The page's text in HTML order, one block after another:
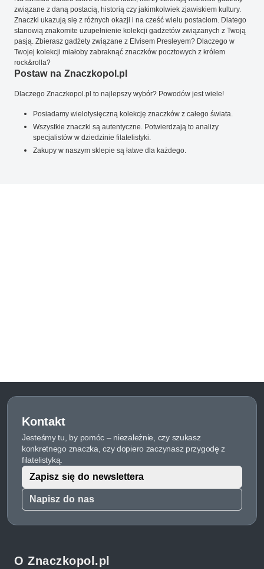
związane z daną postacią, historią czy jakimkolwiek zjawiskiem kultury.
Znaczki ukazują się z różnych okazji i na cześć wielu postaciom. Dlatego
stanowią znakomite uzupełnienie kolekcji gadżetów związanych z Twoją
pasją. Zbierasz gadżety związane z Elvisem Presleyem? Dlaczego w
Twojej kolekcji miałoby zabraknąć znaczków pocztowych z królem
rock&rolla?
Postaw na Znaczkopol.pl
Dlaczego Znaczkopol.pl to najlepszy wybór? Powodów jest wiele!
Posiadamy wielotysięczną kolekcję znaczków z całego świata.
Wszystkie znaczki są autentyczne. Potwierdzają to analizy
specjalistów w dziedzinie filatelistyki.
Zakupy w naszym sklepie są łatwe dla każdego.
Kontakt
Jesteśmy tu, by pomóc – niezależnie, czy szukasz
konkretnego znaczka, czy dopiero zaczynasz przygodę z
filatelistyką.
Napisz do nas
Zapisz się do newslettera
O Znaczkopol.pl